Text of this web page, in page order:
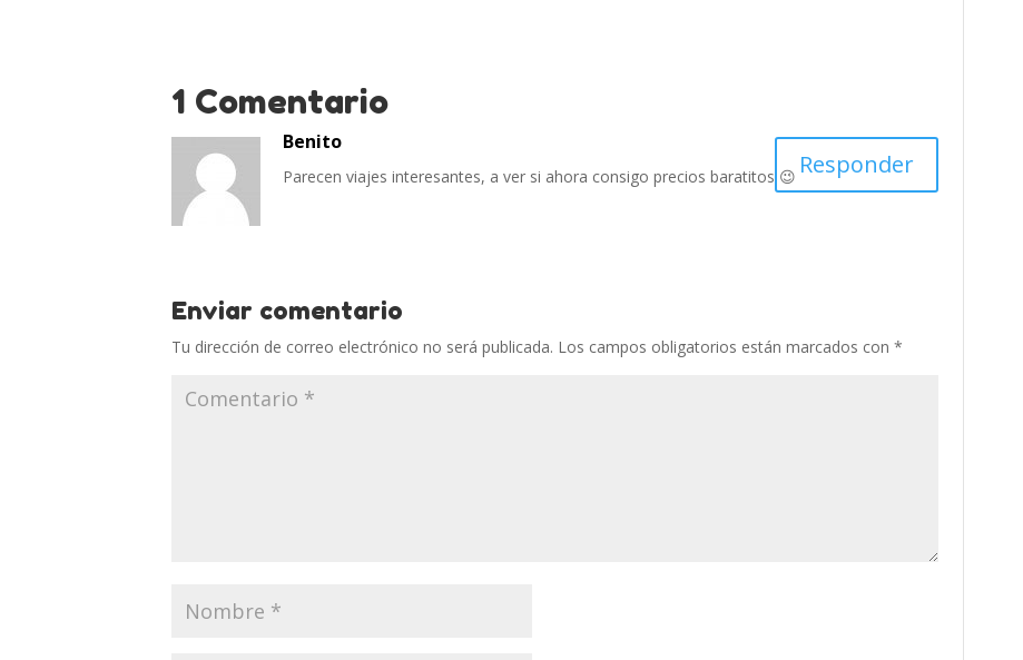
1 Comentario
Benito
Parecen viajes interesantes, a ver si ahora consigo precios baratitos 😉 Responder
Enviar comentario
Tu dirección de correo electrónico no será publicada. Los campos obligatorios están marcados con*